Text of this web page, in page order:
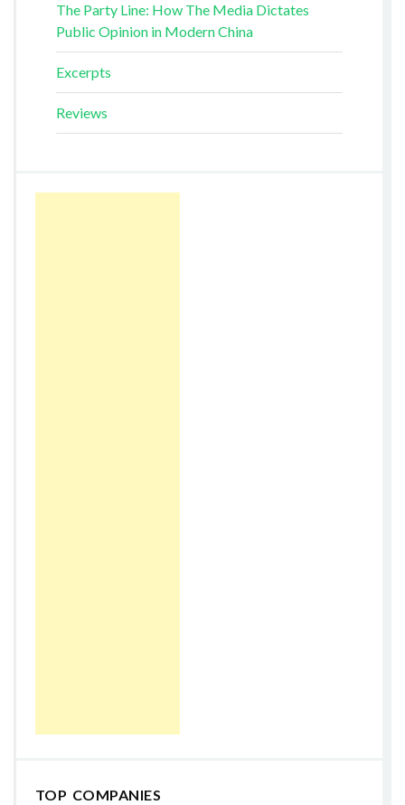
The Party Line: How The Media Dictates
Public Opinion in Modern China
Excerpts
Reviews
TOP COMPANIES